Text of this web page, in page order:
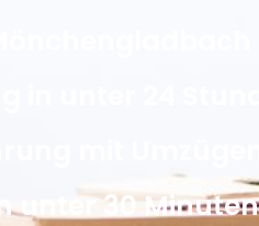
in unter 24
mit Umzügen!
unter 30